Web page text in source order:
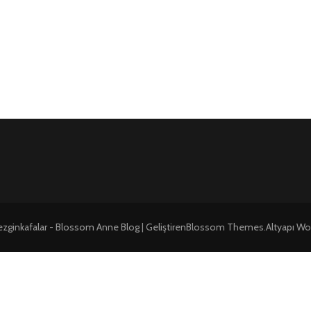
- Blossom Anne Blog | GeliştirenBlossom Themes.Altyapı